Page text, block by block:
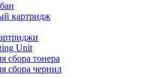
картридж
Unit
сбора тонера
сбора чернил